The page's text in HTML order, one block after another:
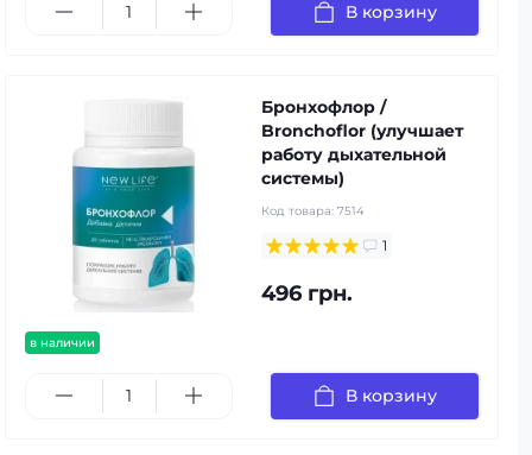
В корзину
в наличии
Бронхофлор /
Bronchoflor (улучшает
работу дыхательной
системы)
Код товара: 7514
1
496 грн.
В корзину